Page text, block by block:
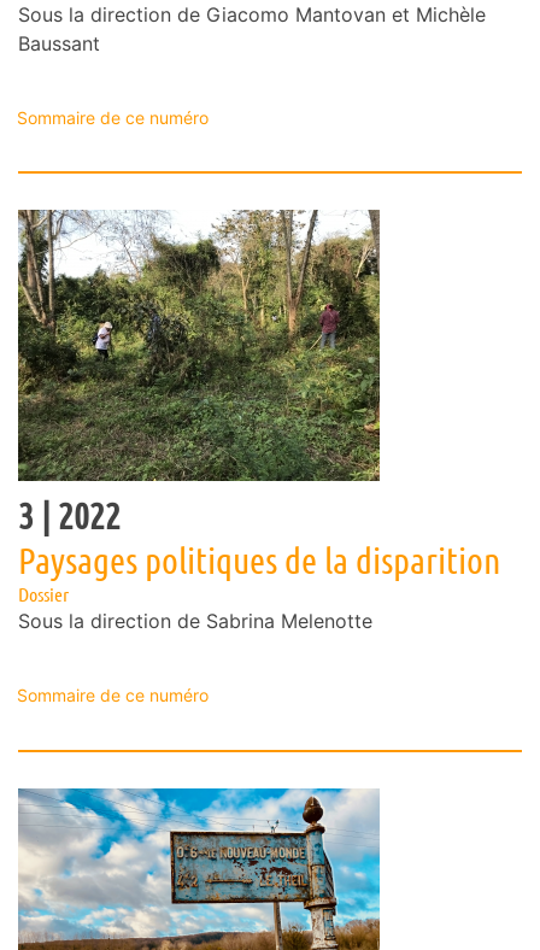
Sous la direction de Giacomo Mantovan et Michèle
Baussant
Sommaire de ce numéro
3 | 2022
Paysages politiques de la disparition
Dossier
Sous la direction de Sabrina Melenotte
Sommaire de ce numéro